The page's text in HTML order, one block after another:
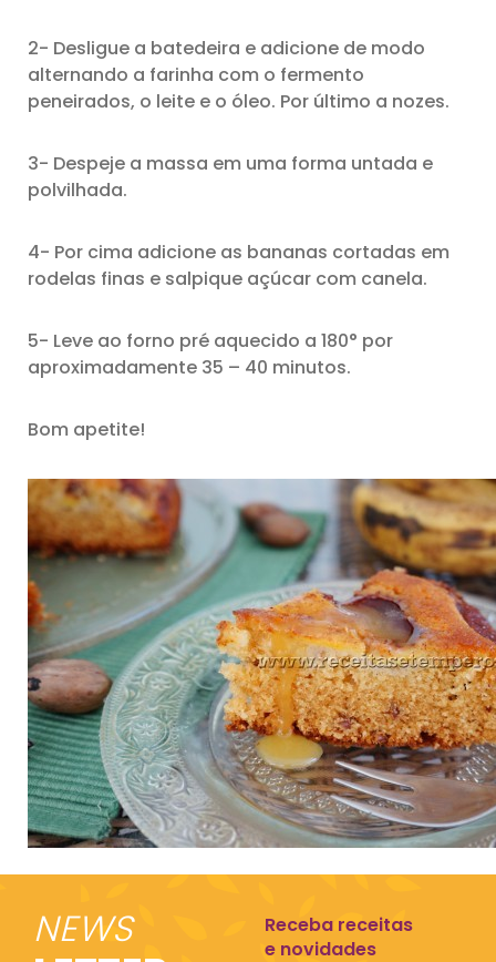
2- Desligue a batedeira e adicione de modo
alternando a farinha com o fermento
peneirados, o leite e o óleo. Por último a nozes.
3- Despeje a massa em uma forma untada e
polvilhada.
4- Por cima adicione as bananas cortadas em
rodelas finas e salpique açúcar com canela.
5- Leve ao forno pré aquecido a 180° por
aproximadamente 35 – 40 minutos.
Bom apetite!
NEWS
Receba receitas
e novidades